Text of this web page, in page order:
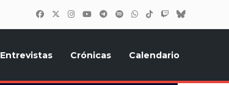
Entrevistas Crónicas Calendario